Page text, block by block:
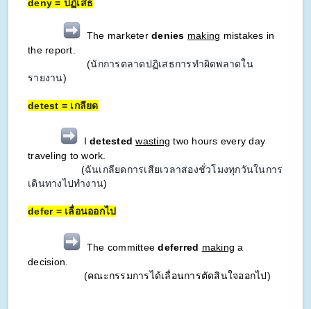
deny = ปฏิเสธ
The marketerdenies making mistakes in
the report.
(นักการตลาดปฏิเสธการทำผิดพลาดใน
รายงาน)
detest = เกลียด
Idetested wasting two hours every day
traveling to work.
(ฉันเกลียดการเสียเวลาสองชั่วโมงทุกวันในการ
เดินทางไปทำงาน)
defer = เลื่อนออกไป
The committeedeferred making a
decision.
(คณะกรรมการได้เลื่อนการตัดสินใจออกไป)